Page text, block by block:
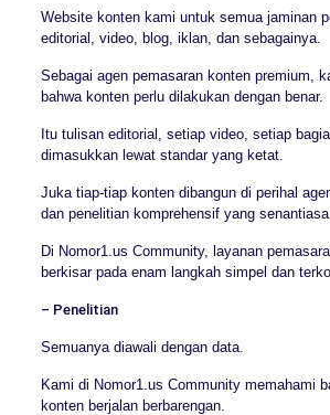
Website konten kami untuk semua jaminan
editorial, video, blog, iklan, dan sebagainya.
Sebagai agen pemasaran konten premium,
bahwa konten perlu dilakukan dengan benar.
Itu tulisan editorial, setiap video, setiap
dimasukkan lewat standar yang ketat.
Juka tiap-tiap konten dibangun di perihal
dan penelitian komprehensif yang
Di Nomor1.us Community, layanan
berkisar pada enam langkah simpel dan
– Penelitian
Semuanya diawali dengan data.
Kami di Nomor1.us Community memahami
konten berjalan berbarengan.